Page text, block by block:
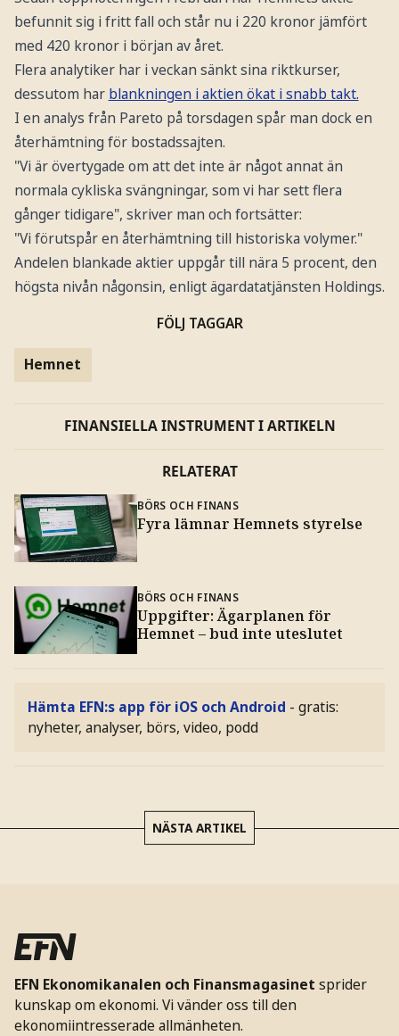
befunnit sig i fritt fall och står nu i 220 kronor jämfört
med 420 kronor i början av året.
Flera analytiker har i veckan sänkt sina riktkurser,
dessutom har blankningen i aktien ökat i snabb takt.
I en analys från Pareto på torsdagen spår man dock en
återhämtning för bostadssajten.
"Vi är övertygade om att det inte är något annat än
normala cykliska svängningar, som vi har sett flera
gånger tidigare", skriver man och fortsätter:
"Vi förutspår en återhämtning till historiska volymer."
Andelen blankade aktier uppgår till nära 5 procent, den
högsta nivån någonsin, enligt ägardatatjänsten Holdings.
FÖLJ TAGGAR
Hemnet
FINANSIELLA INSTRUMENT I ARTIKELN
RELATERAT
BÖRS OCH FINANS
Fyra lämnar Hemnets styrelse
BÖRS OCH FINANS
Uppgifter: Ägarplanen för
Hemnet – bud inte uteslutet
Hämta EFN:s app för iOS och Android - gratis:
nyheter, analyser, börs, video, podd
NÄSTA ARTIKEL
EFN Ekonomikanalen och Finansmagasinet sprider
kunskap om ekonomi. Vi vänder oss till den
ekonomiintresserade allmänheten.